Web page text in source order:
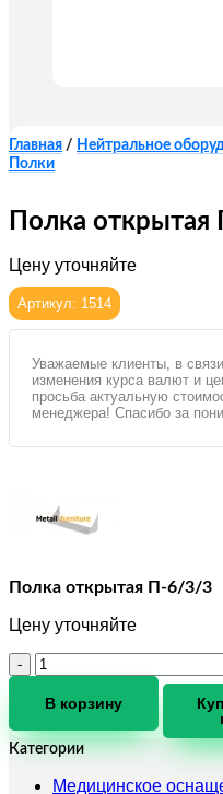
Главная / Нейтральное
Полки
Полка
Цену уточняйте
Артикул: 1514
Уважаемые клиенты, в
изменения курса валют и
просьба актуальную
менеджера! Спасибо за
Полка открытая П-6/3/3
Цену уточняйте
Количество
товара
Полка
П-6/3/3
В корзину
Категории
Медицинское